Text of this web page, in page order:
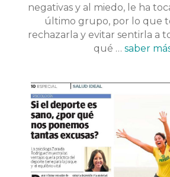
negativas y al miedo, le ha
último grupo, por lo que
rechazarla y evitar sentirla a
qué … saber